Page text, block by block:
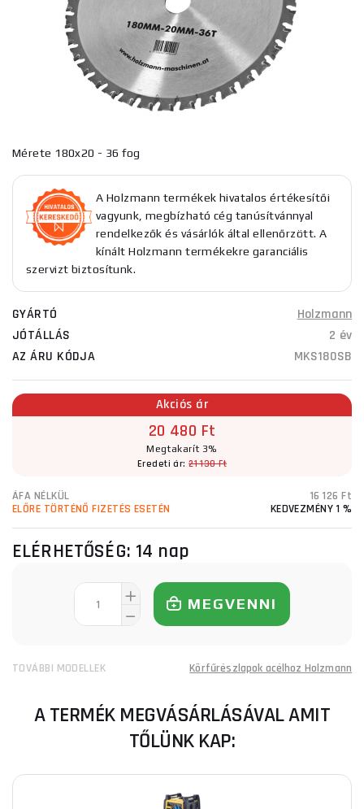
Mérete 180x20 - 36 fog
A Holzmann termékek hivatalos értékesítői
vagyunk, megbízható cég tanúsítvánnyal
rendelkezők és vásárlók által ellenőrzött. A
kínált Holzmann termékekre garanciális
szervizt biztosítunk.
GYÁRTÓ
Holzmann
JÓTÁLLÁS
2 év
AZ ÁRU KÓDJA
MKS180SB
Akciós ár
20 480 Ft
Megtakarít 3%
Eredeti ár:21 130 Ft
ÁFA NÉLKÜL
16 126 Ft
ELŐRE TÖRTÉNŐ FIZETÉS ESETÉN
KEDVEZMÉNY 1 %
ELÉRHETŐSÉG: 14 nap
MEGVENNI
TOVÁBBI MODELLEK Körfűrészlapok acélhoz Holzmann
A TERMÉK MEGVÁSÁRLÁSÁVAL AMIT
TŐLÜNK KAP: